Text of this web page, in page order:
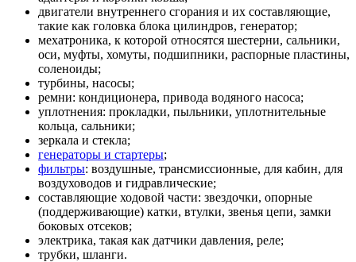
двигатели внутреннего сгорания и их составляющие,
такие как головка блока цилиндров, генератор;
мехатроника, к которой относятся шестерни, сальники,
оси, муфты, хомуты, подшипники, распорные пластины,
соленоиды;
турбины, насосы;
ремни: кондиционера, привода водяного насоса;
уплотнения: прокладки, пыльники, уплотнительные
кольца, сальники;
зеркала и стекла;
генераторы и стартеры;
фильтры: воздушные, трансмиссионные, для кабин, для
воздуховодов и гидравлические;
составляющие ходовой части: звездочки, опорные
(поддерживающие) катки, втулки, звенья цепи, замки
боковых отсеков;
электрика, такая как датчики давления, реле;
трубки, шланги.